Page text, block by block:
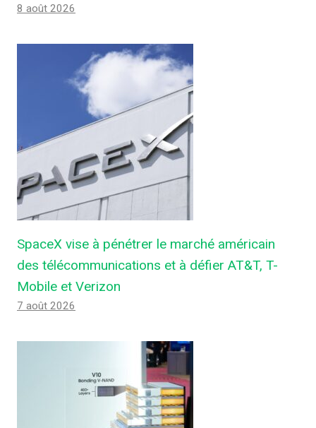
8 août 2026
SpaceX vise à pénétrer le marché américain
des télécommunications et à défier AT&T, T-
Mobile et Verizon
7 août 2026